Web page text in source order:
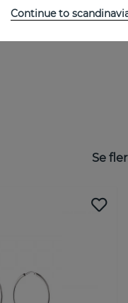
Se
Continue to